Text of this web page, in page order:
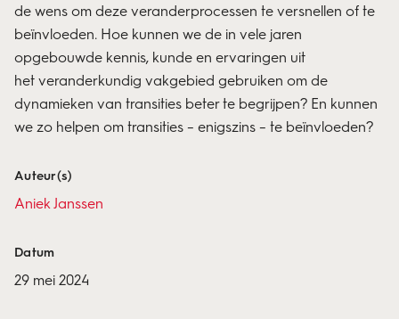
de wens om deze veranderprocessen te versnellen of te
beïnvloeden. Hoe kunnen we de in vele jaren
opgebouwde kennis, kunde en ervaringen uit
hetveranderkundig vakgebied gebruiken om de
dynamieken van transities beter te begrijpen? En kunnen
we zo helpen om transities – enigszins – te beïnvloeden?
Auteur(s)
Aniek Janssen
Datum
29 mei 2024